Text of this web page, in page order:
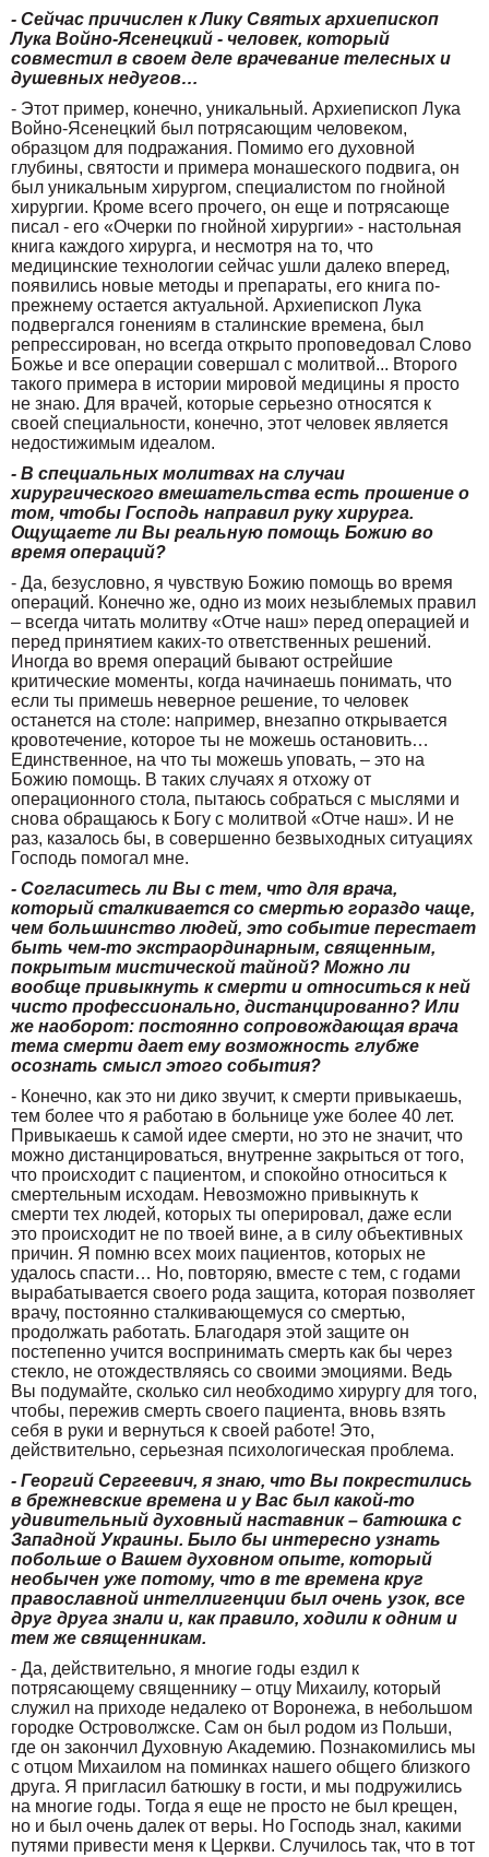
- Сейчас причислен к Лику Святых архиепископ
Лука Войно-Ясенецкий - человек, который
совместил в своем деле врачевание телесных и
душевных недугов…
- Этот пример, конечно, уникальный. Архиепископ Лука
Войно-Ясенецкий был потрясающим человеком,
образцом для подражания. Помимо его духовной
глубины, святости и примера монашеского подвига, он
был уникальным хирургом, специалистом по гнойной
хирургии. Кроме всего прочего, он еще и потрясающе
писал - его «Очерки по гнойной хирургии» - настольная
книга каждого хирурга, и несмотря на то, что
медицинские технологии сейчас ушли далеко вперед,
появились новые методы и препараты, его книга по-
прежнему остается актуальной. Архиепископ Лука
подвергался гонениям в сталинские времена, был
репрессирован, но всегда открыто проповедовал Слово
Божье и все операции совершал с молитвой... Второго
такого примера в истории мировой медицины я просто
не знаю. Для врачей, которые серьезно относятся к
своей специальности, конечно, этот человек является
недостижимым идеалом.
- В специальных молитвах на случаи
хирургического вмешательства есть прошение о
том, чтобы Господь направил руку хирурга.
Ощущаете ли Вы реальную помощь Божию во
время операций?
- Да, безусловно, я чувствую Божию помощь во время
операций. Конечно же, одно из моих незыблемых правил
– всегда читать молитву «Отче наш» перед операцией и
перед принятием каких-то ответственных решений.
Иногда во время операций бывают острейшие
критические моменты, когда начинаешь понимать, что
если ты примешь неверное решение, то человек
останется на столе: например, внезапно открывается
кровотечение, которое ты не можешь остановить…
Единственное, на что ты можешь уповать, – это на
Божию помощь. В таких случаях я отхожу от
операционного стола, пытаюсь собраться с мыслями и
снова обращаюсь к Богу с молитвой «Отче наш». И не
раз, казалось бы, в совершенно безвыходных ситуациях
Господь помогал мне.
- Согласитесь ли Вы с тем, что для врача,
который сталкивается со смертью гораздо чаще,
чем большинство людей, это событие перестает
быть чем-то экстраординарным, священным,
покрытым мистической тайной? Можно ли
вообще привыкнуть к смерти и относиться к ней
чисто профессионально, дистанцированно? Или
же наоборот: постоянно сопровождающая врача
тема смерти дает ему возможность глубже
осознать смысл этого события?
- Конечно, как это ни дико звучит, к смерти привыкаешь,
тем более что я работаю в больнице уже более 40 лет.
Привыкаешь к самой идее смерти, но это не значит, что
можно дистанцироваться, внутренне закрыться от того,
что происходит с пациентом, и спокойно относиться к
смертельным исходам. Невозможно привыкнуть к
смерти тех людей, которых ты оперировал, даже если
это происходит не по твоей вине, а в силу объективных
причин. Я помню всех моих пациентов, которых не
удалось спасти… Но, повторяю, вместе с тем, с годами
вырабатывается своего рода защита, которая позволяет
врачу, постоянно сталкивающемуся со смертью,
продолжать работать. Благодаря этой защите он
постепенно учится воспринимать смерть как бы через
стекло, не отождествляясь со своими эмоциями. Ведь
Вы подумайте, сколько сил необходимо хирургу для того,
чтобы, пережив смерть своего пациента, вновь взять
себя в руки и вернуться к своей работе! Это,
действительно, серьезная психологическая проблема.
- Георгий Сергеевич, я знаю, что Вы покрестились
в брежневские времена и у Вас был какой-то
удивительный духовный наставник – батюшка с
Западной Украины. Было бы интересно узнать
побольше о Вашем духовном опыте, который
необычен уже потому, что в те времена круг
православной интеллигенции был очень узок, все
друг друга знали и, как правило, ходили к одним и
тем же священникам.
- Да, действительно, я многие годы ездил к
потрясающему священнику – отцу Михаилу, который
служил на приходе недалеко от Воронежа, в небольшом
городке Островолжске. Сам он был родом из Польши,
где он закончил Духовную Академию. Познакомились мы
с отцом Михаилом на поминках нашего общего близкого
друга. Я пригласил батюшку в гости, и мы подружились
на многие годы. Тогда я еще не просто не был крещен,
но и был очень далек от веры. Но Господь знал, какими
путями привести меня к Церкви. Случилось так, что в тот